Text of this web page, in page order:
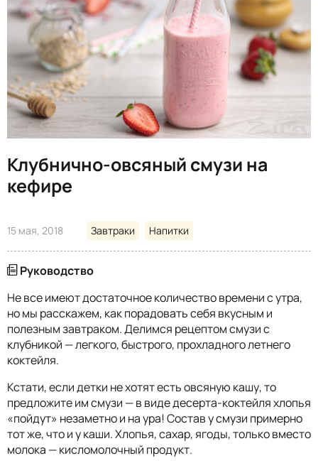
Клубнично-овсяный смузи на
кефире
15 мая, 2018 Завтраки Напитки
Руководство
Не все имеют достаточное количество времени с утра,
но мы расскажем, как порадовать себя вкусным и
полезным завтраком. Делимся рецептом смузи с
клубникой — легкого, быстрого, прохладного летнего
коктейля.
Кстати, если детки не хотят есть овсяную кашу, то
предложите им смузи — в виде десерта-коктейля хлопья
«пойдут» незаметно и на ура! Состав у смузи примерно
тот же, что и у каши. Хлопья, сахар, ягоды, только вместо
молока — кисломолочный продукт.